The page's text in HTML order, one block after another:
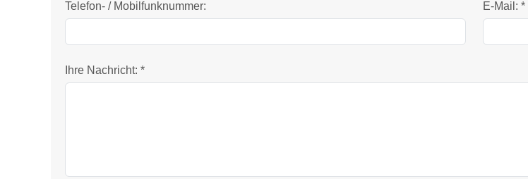
Telefon- / Mobilfunknummer: E-Mail: *
Ihre Nachricht: *